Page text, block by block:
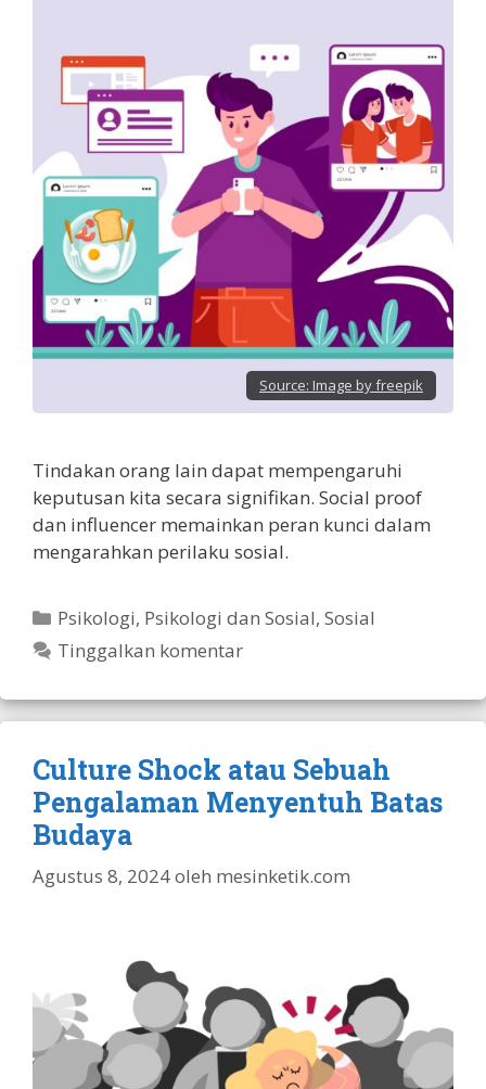
Source: Image by freepik
Tindakan orang lain dapat mempengaruhi
keputusan kita secara signifikan. Social proof
dan influencer memainkan peran kunci dalam
mengarahkan perilaku sosial.
Kategori
Psikologi, Psikologi dan Sosial,Sosial
Tinggalkan komentar
Culture Shock atau Sebuah
Pengalaman Menyentuh Batas
Budaya
Agustus 8, 2024oleh mesinketik.com